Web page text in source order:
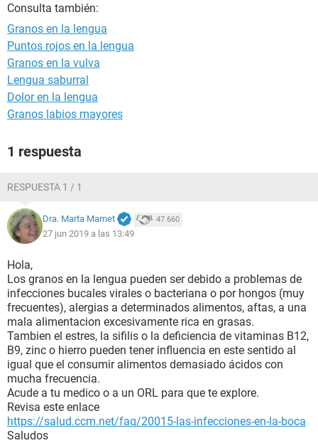
Consulta también:
Granos en la lengua
Puntos rojos en la lengua
Granos en la vulva
Lengua saburral
Dolor en la lengua
Granos labios mayores
1 respuesta
RESPUESTA 1 / 1
Dra. Marta Marnet 47.660
27 jun 2019 a las 13:49
Hola,
Los granos en la lengua pueden ser debido a problemas de
infecciones bucales virales o bacteriana o por hongos (muy
frecuentes), alergias a determinados alimentos, aftas, a una
mala alimentacion excesivamente rica en grasas.
Tambien el estres, la sifilis o la deficiencia de vitaminas B12,
B9, zinc o hierro pueden tener influencia en este sentido al
igual que el consumir alimentos demasiado ácidos con
mucha frecuencia.
Acude a tu medico o a un ORL para que te explore.
Revisa este enlace
https://salud.ccm.net/faq/20015-las-infecciones-en-la-boca
Saludos